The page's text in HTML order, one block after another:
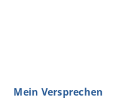
Mein Versprechen